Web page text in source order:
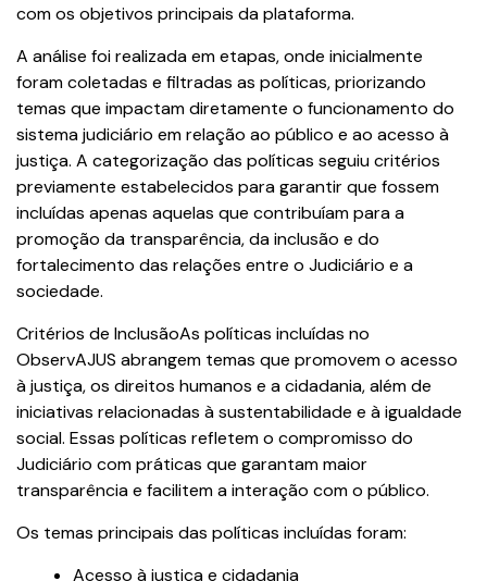
com os objetivos principais da plataforma.
A análise foi realizada em etapas, onde inicialmente
foram coletadas e filtradas as políticas, priorizando
temas que impactam diretamente o funcionamento do
sistema judiciário em relação ao público e ao acesso à
justiça. A categorização das políticas seguiu critérios
previamente estabelecidos para garantir que fossem
incluídas apenas aquelas que contribuíam para a
promoção da transparência, da inclusão e do
fortalecimento das relações entre o Judiciário e a
sociedade.
Critérios de InclusãoAs políticas incluídas no
ObservAJUS abrangem temas que promovem o acesso
à justiça, os direitos humanos e a cidadania, além de
iniciativas relacionadas à sustentabilidade e à igualdade
social. Essas políticas refletem o compromisso do
Judiciário com práticas que garantam maior
transparência e facilitem a interação com o público.
Os temas principais das políticas incluídas foram:
Acesso à justiça e cidadania